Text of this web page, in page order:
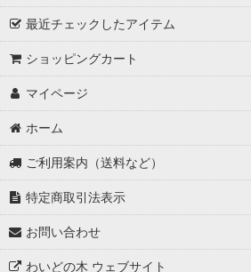
最近チェックしたアイテム
ショッピングカート
マイページ
ホーム
ご利用案内（送料など）
特定商取引法表示
お問い合わせ
わいどの木 ウェブサイト